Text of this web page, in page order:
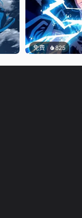
免费 825